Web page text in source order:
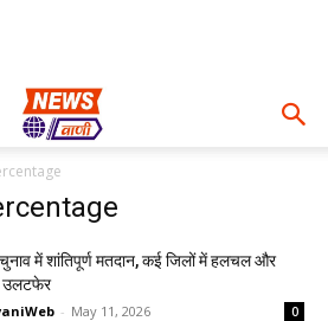
में शांतिपूर्ण मतदान, कई जिलों में हलचल और
उलटफेर
- May 11, 2026 0